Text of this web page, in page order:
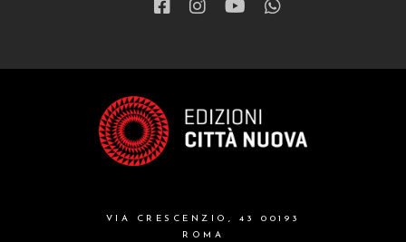
VIA CRESCENZIO, 43 00193
ROMA